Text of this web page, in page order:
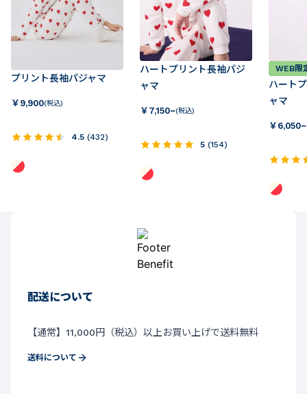
プリント長袖パジャマ
￥ 9,900(税込)
4.5 (432)
ハートプリント長袖パジ
ャマ
￥ 7,150~(税込)
5 (154)
WEB限
ハート
ャマ
￥ 6,050~
配送について
【通常】11,000円（税込）以上お買い上げで送料無料
送料について